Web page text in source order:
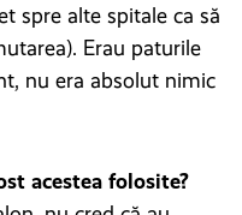
spre alte spitale ca să
Erau paturile
nu era absolut nimic
acestea folosite?